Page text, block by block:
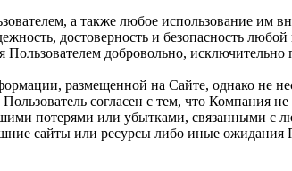
а также любое использование им
достоверность и безопасность
Пользователем добровольно,
размещенной на Сайте, однако не
согласен с тем, что Компания
потерями или убытками, связанными с
сайты или ресурсы либо иные ожидания